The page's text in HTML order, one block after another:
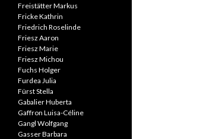
Freistätter Markus
Fricke Kathrin
Friedrich Roselinde
Friesz Aaron
Friesz Marie
Friesz Michou
Fuchs Holger
Furdea Julia
Fürst Stella
Gabalier Huberta
Gaffron Luisa-Céline
Gangl Wolfgang
Gasser Barbara